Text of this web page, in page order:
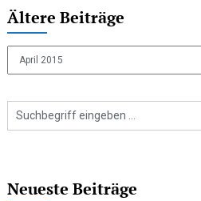
Ältere Beiträge
Ältere
Beiträge
Neueste Beiträge